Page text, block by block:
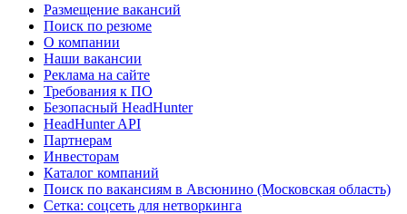
Размещение вакансий
Поиск по резюме
О компании
Наши вакансии
Реклама на сайте
Требования к ПО
Безопасный HeadHunter
HeadHunter API
Партнерам
Инвесторам
Каталог компаний
Поиск по вакансиям в Авсюнино (Московская область)
Сетка: соцсеть для нетворкинга